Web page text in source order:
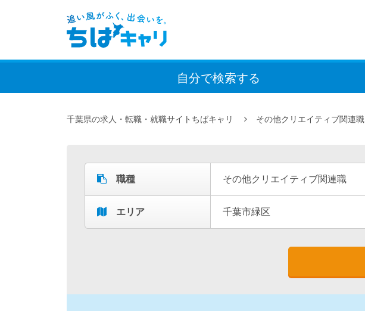
自分で検索する
千葉県の求人・転職・就職サイトちばキャリ その他クリエイティブ関連職
職種 その他クリエイティブ関連職
エリア 千葉市緑区